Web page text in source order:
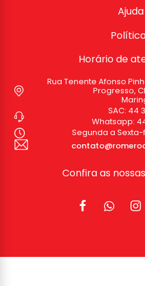
Ajuda
Horário de
Rua Tenente Afonso
Progresso,
SAC: 44
Whatsapp:
Segunda a Sexta-
Confira as